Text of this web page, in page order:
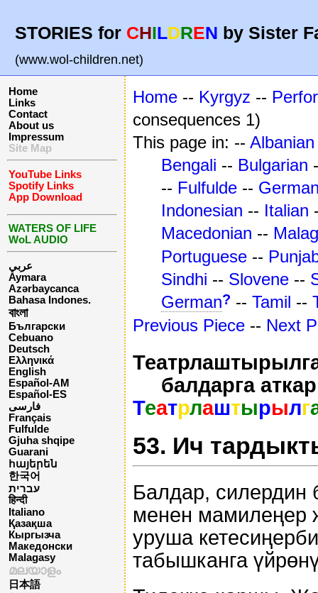
STORIES for CHILDREN by Sister
(www.wol-children.net)
Home
Links
Contact
About us
Impressum
Site Map
YouTube Links
Spotify Links
App Download
WATERS OF LIFE
WoL AUDIO
عربي
Aymara
Azərbaycanca
Bahasa Indones.
বাংলা
Български
Cebuano
Deutsch
Ελληνικά
English
Español-AM
Español-ES
فارسی
Français
Fulfulde
Gjuha shqipe
Guarani
հայերեն
한국어
עברית
हिन्दी
Italiano
Қазақша
Кыргызча
Македонски
Malagasy
മലയാളം
日本語
Home -- Kyrgyz --
consequences 1)
This page in: -- Albanian
Bengali -- Bulgarian
-- Fulfulde --
Indonesian -- Italian
Macedonian --
Portuguese --
Sindhi -- Slovene --
German? -- Tamil --
Previous Piece -- Next
балдарга
Театрлаштырылг
53. Ич
Балдар, силердин
менен мамилеңер
уруша
табышканга